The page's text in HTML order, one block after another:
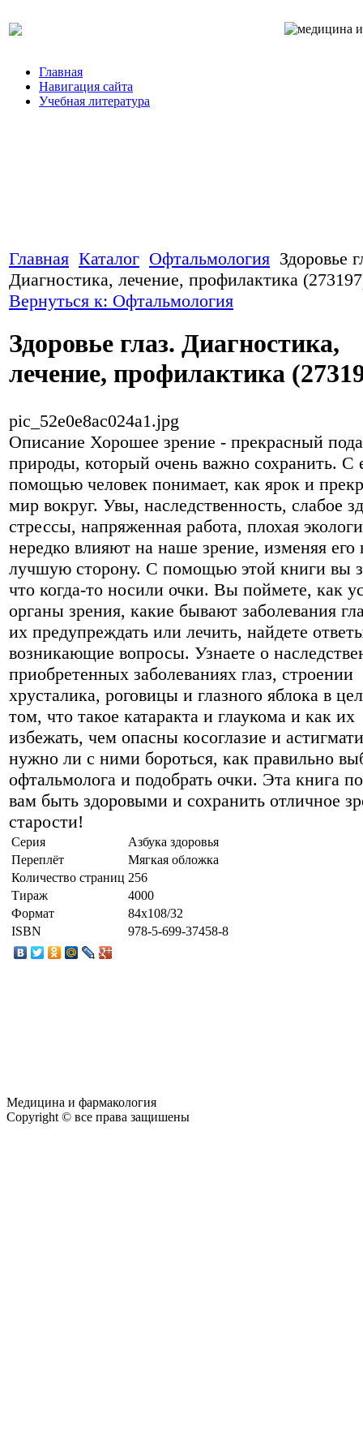
Главная
Навигация сайта
Учебная литература
Главная Каталог Офтальмология Здоровье
Диагностика, лечение, профилактика
Вернуться к: Офтальмология
Здоровье глаз. Диагностика,
лечение, профилактика
pic_52e0e8ac024a1.jpg
Описание Хорошее зрение - прекрасный
природы, который очень важно сохранить. С
помощью человек понимает, как ярок и
мир вокруг. Увы, наследственность, слабое
стрессы, напряженная работа, плохая
нередко влияют на наше зрение, изменяя его
лучшую сторону. С помощью этой книги вы
что когда-то носили очки. Вы поймете, как
органы зрения, какие бывают заболевания
их предупреждать или лечить, найдете
возникающие вопросы. Узнаете о
приобретенных заболеваниях глаз, строении
хрусталика, роговицы и глазного яблока в
том, что такое катаракта и глаукома и как их
избежать, чем опасны косоглазие и
нужно ли с ними бороться, как правильно
офтальмолога и подобрать очки. Эта книга
вам быть здоровыми и сохранить отличное
старости!
Серия
Азбука здоровья
Переплёт
Мягкая обложка
Количество страниц 256
Тираж
4000
Формат
84x108/32
ISBN
978-5-699-37458-8
Медицина и фармакология
Copyright © все права защишены